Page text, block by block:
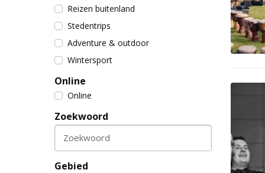
Reizen buitenland
Stedentrips
Adventure & outdoor
Wintersport
Online
Online
Zoekwoord
Zoekwoord
Gebied